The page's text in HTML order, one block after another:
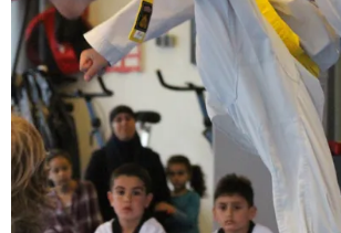
CONTACT
PRAKTISCHE